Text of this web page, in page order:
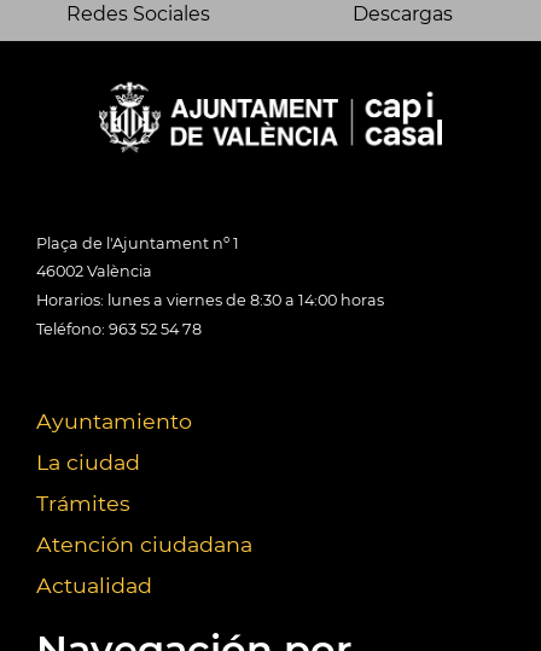
Redes Sociales Descargas
Plaça de l'Ajuntament nº 1
46002 València
Horarios: lunes a viernes de 8:30 a 14:00 horas
Teléfono: 963 52 54 78
Ayuntamiento
La ciudad
Trámites
Atención ciudadana
Actualidad